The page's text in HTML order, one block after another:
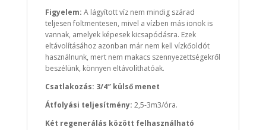
Figyelem: A lágyított víz nem mindig szárad
teljesen foltmentesen, mivel a vízben más ionok is
vannak, amelyek képesek kicsapódásra. Ezek
eltávolításához azonban már nem kell vízkőoldót
használnunk, mert nem makacs szennyezettségekről
beszélünk, könnyen eltávolíthatóak.
Csatlakozás: 3/4″ külső menet
Átfolyási teljesítmény: 2,5-3m3/óra.
Két regenerálás között felhasználható